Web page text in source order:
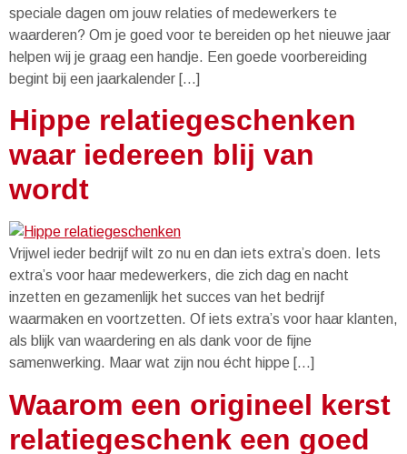
speciale dagen om jouw relaties of medewerkers te
waarderen? Om je goed voor te bereiden op het nieuwe jaar
helpen wij je graag een handje. Een goede voorbereiding
begint bij een jaarkalender […]
Hippe relatiegeschenken
waar iedereen blij van
wordt
Vrijwel ieder bedrijf wilt zo nu en dan iets extra’s doen. Iets
extra’s voor haar medewerkers, die zich dag en nacht
inzetten en gezamenlijk het succes van het bedrijf
waarmaken en voortzetten. Of iets extra’s voor haar klanten,
als blijk van waardering en als dank voor de fijne
samenwerking. Maar wat zijn nou écht hippe […]
Waarom een origineel kerst
relatiegeschenk een goed